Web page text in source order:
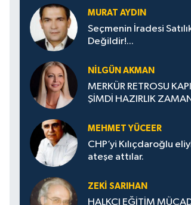
MURAT AYDIN
Seçmenin İradesi
Değildir!...
NILGÜN AKMAN
MERKÜR RETROSU
ŞİMDİ HAZIRLIK
MEHMET YÜCEER
CHP’yi Kılıçdaroğlu
ateşe attılar.
ZEKI SARIHAN
HALKÇI EĞİTİM